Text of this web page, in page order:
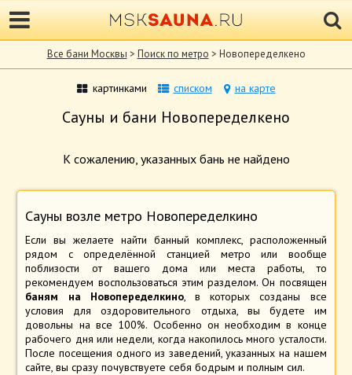
Все бани Москвы > Поиск по метро > Новопеределкено
картинками списком на карте
Сауны и бани Новопеределкено
К сожалению, указанных бань не найдено
Сауны возле метро Новопеределкино
Если вы желаете найти банный комплекс, расположенный
рядом с определённой станцией метро или вообще
поблизости от вашего дома или места работы, то
рекомендуем воспользоваться этим разделом. Он посвящен
баням на Новопеределкино, в которых созданы все
условия для оздоровительного отдыха, вы будете им
довольны на все 100%. Особенно он необходим в конце
рабочего дня или недели, когда накопилось много усталости.
После посещения одного из заведений, указанных на нашем
сайте, вы сразу почувствуете себя бодрым и полным сил.